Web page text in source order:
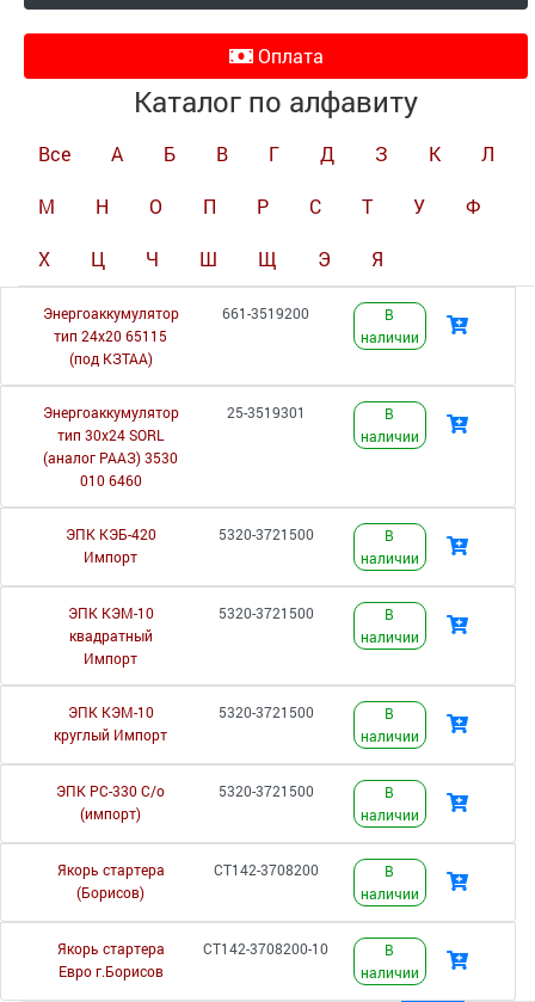
Оплата
Каталог по алфавиту
Все А Б В Г Д З К Л
М Н О П Р С Т У Ф
Х Ц Ч Ш Щ Э Я
Энергоаккумулятор
тип 24х20 65115
(под КЗТАА)
661-3519200
В
наличии
Энергоаккумулятор
тип 30х24 SORL
(аналог РААЗ) 3530
010 6460
25-3519301
В
наличии
ЭПК КЭБ-420
Импорт
5320-3721500
В
наличии
ЭПК КЭМ-10
квадратный
Импорт
5320-3721500
В
наличии
ЭПК КЭМ-10
круглый Импорт
5320-3721500
В
наличии
ЭПК РС-330 С/о
(импорт)
5320-3721500
В
наличии
Якорь стартера
(Борисов)
СТ142-3708200
В
наличии
Якорь стартера
Евро г.Борисов
СТ142-3708200-10
В
наличии